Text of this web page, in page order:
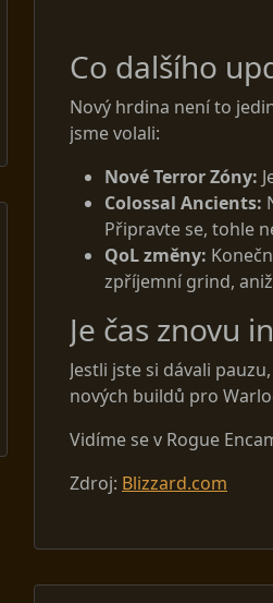
Co dalšího
Nový hrdina není to
jsme volali:
Nové Terror Zóny:
Colossal Ancients:
Připravte se, tohle
QoL změny:
zpříjemní grind,
Je čas znovu
Jestli jste si dávali
nových buildů pro
Vidíme se v Rogue
Zdroj: Blizzard.com